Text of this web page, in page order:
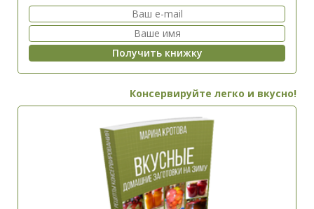
Консервируйте легко и вкусно!